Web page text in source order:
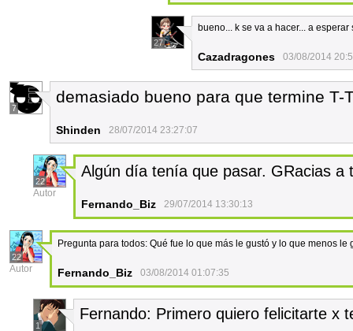
27
bueno... k se va a hacer... a esperar
Cazadragones 03/08/2014
7
demasiado bueno para que termine T-
Shinden 28/07/2014 23:27:07
22
Autor
Algún día tenía que pasar. GRacias a
Fernando_Biz 29/07/2014 13:30:13
22
Autor
Pregunta para todos: Qué fue lo que más le gustó y lo que menos le
Fernando_Biz 03/08/2014 01:07:35
1
Fernando: Primero quiero felicitarte x